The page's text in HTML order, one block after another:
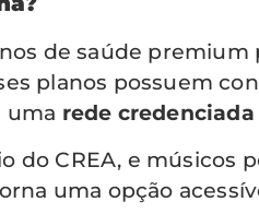
de saúde premium
planos possuem
uma rede
CREA, e músicos
uma opção